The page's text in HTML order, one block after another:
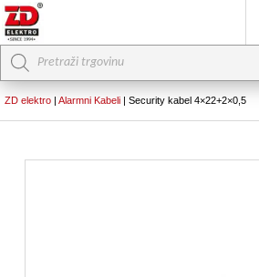
Products
search
ZD elektro | Alarmni Kabeli | Security kabel 4×22+2×0,5